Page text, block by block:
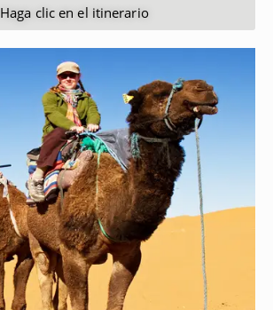
Haga clic en el itinerario